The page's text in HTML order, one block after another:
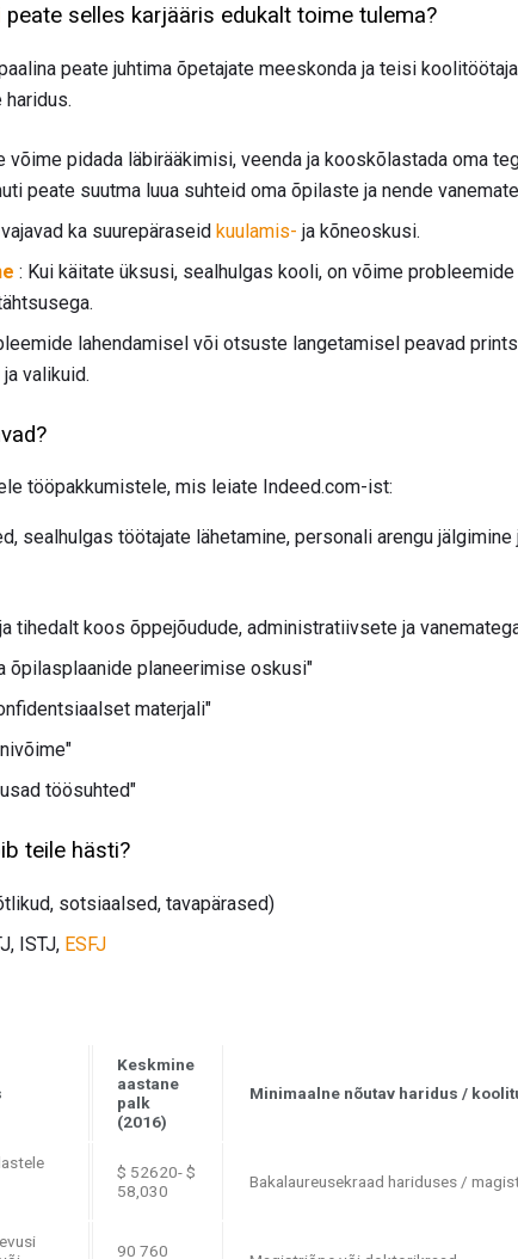
peate selles karjääris edukalt toime tulema?
peate juhtima õpetajate meeskonda ja teisi
võime pidada läbirääkimisi, veenda ja kooskõlastada oma
peate suutma luua suhteid oma õpilaste ja nende
ka suurepäraseid kuulamis- ja kõneoskusi.
: Kui käitate üksusi, sealhulgas kooli, on võime
lahendamisel või otsuste langetamisel peavad
valikuid.
tööpakkumistele, mis leiate Indeed.com-ist:
sealhulgas töötajate lähetamine, personali arengu
tihedalt koos õppejõudude, administratiivsete ja
õpilasplaanide planeerimise oskusi"
materjali"
töösuhted"
teile hästi?
sotsiaalsed, tavapärased)
ISTJ, ESFJ
Keskmine
aastane
palk
(2016)
Minimaalne nõutav haridus /
$ 52620- $
58,030
Bakalaureusekraad hariduses /
90 760